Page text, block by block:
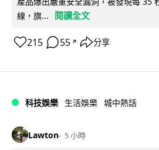
線，旗...
閱讀全文
215 55 ↗ 分享
科技娛樂 生活娛樂 城中熱話
Lawton 5 小時